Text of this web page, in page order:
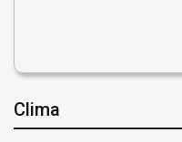
Clima